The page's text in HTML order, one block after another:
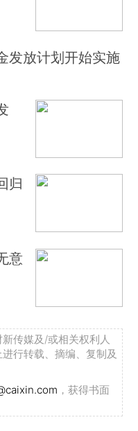
发放计划开始实施
归
意
传媒及/或相关权利人
行转载、摘编、复制及
，获得书面